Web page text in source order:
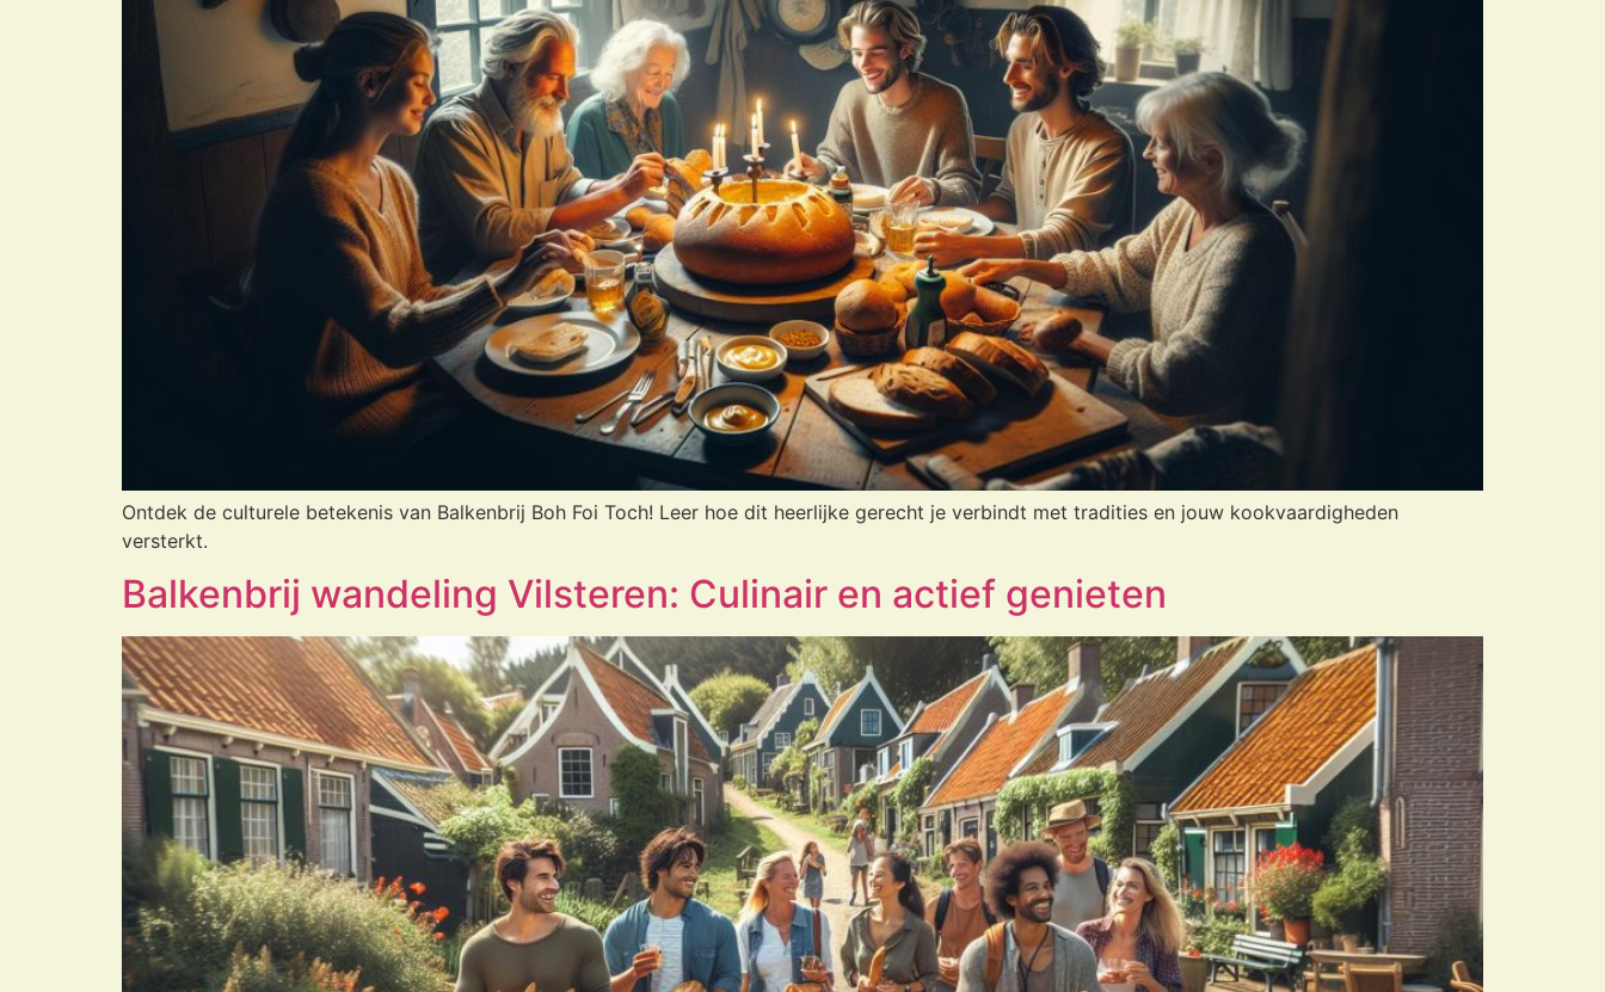
Ontdek de culturele betekenis van Balkenbrij Boh Foi Toch! Leer hoe dit heerlijke gerecht je verbindt met tradities en jouw kookvaardigheden
versterkt.
Balkenbrij wandeling Vilsteren: Culinair en actief genieten